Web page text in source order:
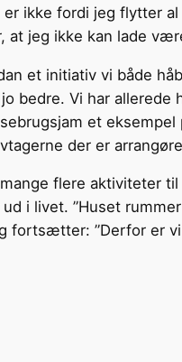
ikke fordi jeg flytter
jeg ikke kan lade
et initiativ vi både
bedre. Vi har allerede
et
der er
flere aktiviteter
i livet. ”Huset
fortsætter: ”Derfor er